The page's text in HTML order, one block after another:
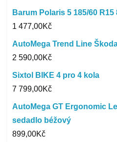
Barum Polaris 5 185/60 R15
1 477,00Kč
AutoMega Trend Line
2 590,00Kč
Sixtol BIKE 4 pro 4 kola
7 799,00Kč
AutoMega GT Ergonomic
sedadlo béžový
899,00Kč